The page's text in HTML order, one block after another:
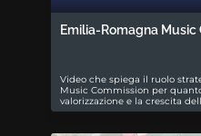
Emilia-Romagna
Video che spiega il ruolo
Music Commission per
valorizzazione e la crescita